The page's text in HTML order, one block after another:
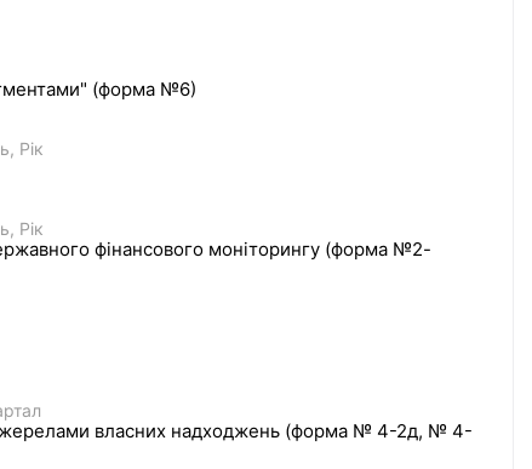
(форма №6)
Рік
Рік
фінансового моніторингу (форма №2-
власних надходжень (форма № 4-2д, № 4-